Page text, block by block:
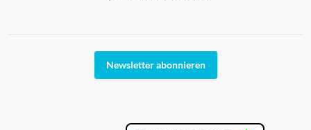
Newsletter abonnieren